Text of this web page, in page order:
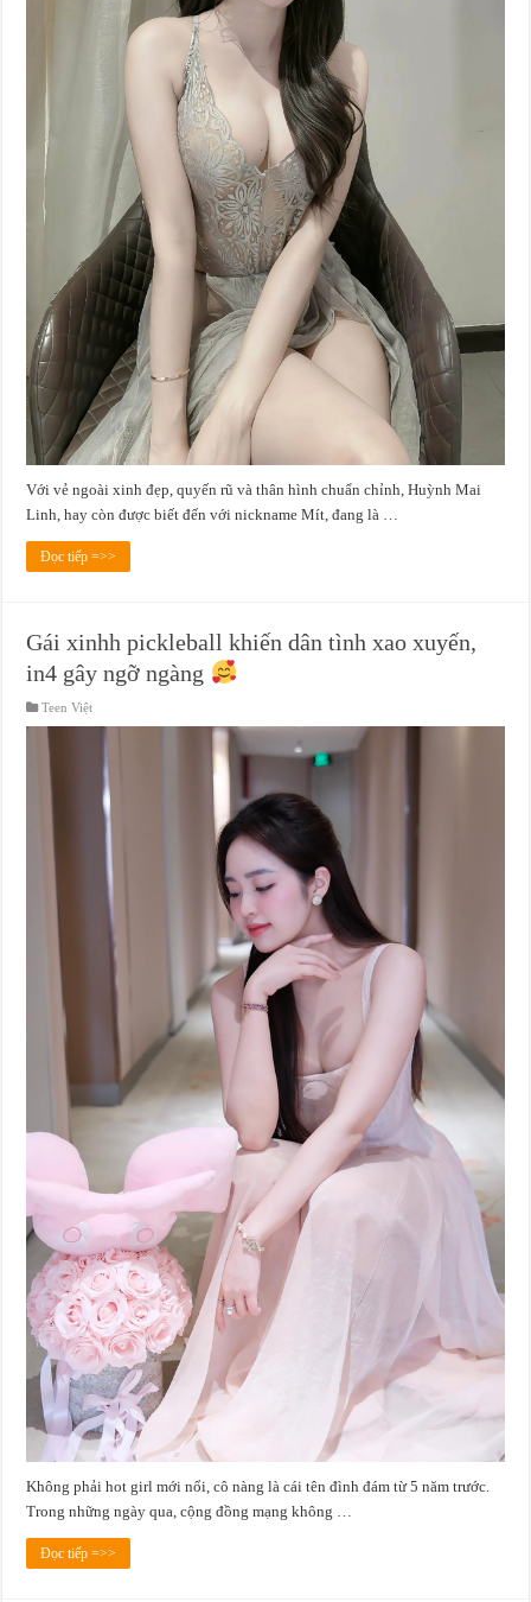
Với vẻ ngoài xinh đẹp, quyến rũ và thân hình chuẩn chỉnh, Huỳnh Mai
Linh, hay còn được biết đến với nickname Mít, đang là …
Đọc tiếp =>>
Gái xinhh pickleball khiến dân tình xao xuyến,
in4 gây ngỡ ngàng
Teen Việt
Không phải hot girl mới nổi, cô nàng là cái tên đình đám từ 5 năm trước.
Trong những ngày qua, cộng đồng mạng không …
Đọc tiếp =>>